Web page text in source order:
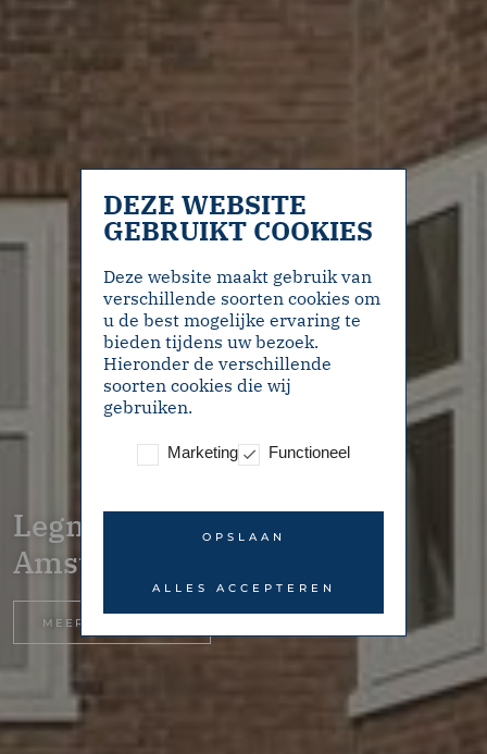
Legmeerplein 21II –
Amsterdam
MEER INFORMATIE
DEZE WEBSITE
GEBRUIKT COOKIES
Deze website maakt gebruik van
verschillende soorten cookies om
u de best mogelijke ervaring te
bieden tijdens uw bezoek.
Hieronder de verschillende
soorten cookies die wij
gebruiken.
Marketing Functioneel
OPSLAAN
ALLES ACCEPTEREN